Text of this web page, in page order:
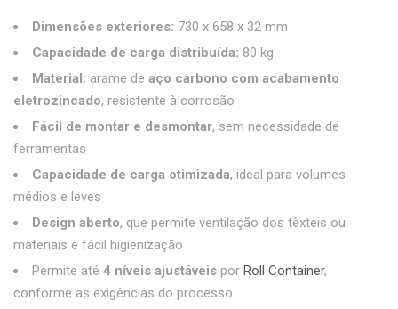
Dimensões exteriores: 730 x 658 x 32 mm
Capacidade de carga distribuída: 80 kg
Material: arame de aço carbono com acabamento
eletrozincado, resistente à corrosão
Fácil de montar e desmontar, sem necessidade de
ferramentas
Capacidade de carga otimizada, ideal para volumes
médios e leves
Design aberto, que permite ventilação dos têxteis ou
materiais e fácil higienização
Permite até 4 níveis ajustáveis por Roll Container,
conforme as exigências do processo